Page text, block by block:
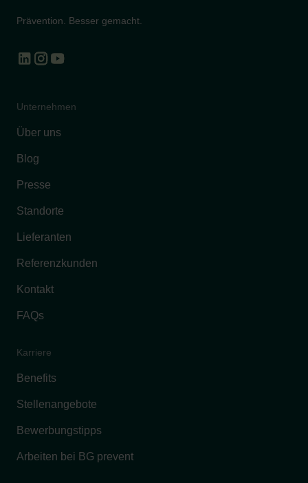
Prävention. Besser gemacht.
Unternehmen
Über uns
Blog
Presse
Standorte
Lieferanten
Referenzkunden
Kontakt
FAQs
Karriere
Benefits
Stellenangebote
Bewerbungstipps
Arbeiten bei BG prevent